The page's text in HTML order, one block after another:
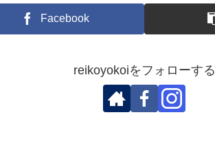
Facebook
reikoyokoiをフォローする